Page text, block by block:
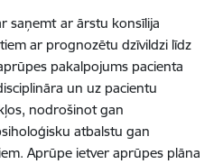
saņemt ar ārstu konsīlija
ar prognozētu dzīvildzi līdz
pakalpojums pacienta
un uz pacientu
nodrošinot gan
atbalstu gan
Aprūpe ietver aprūpes plāna